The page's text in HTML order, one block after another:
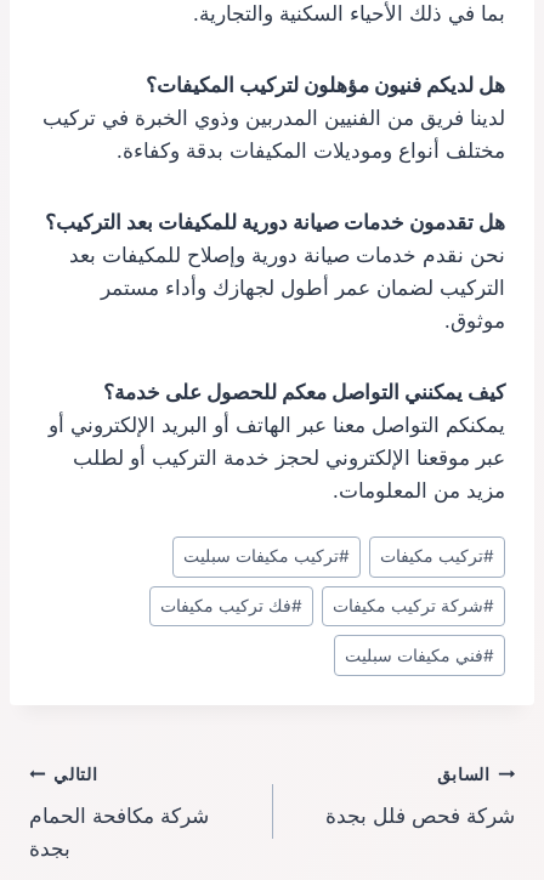
بما في ذلك الأحياء السكنية والتجارية.
هل لديكم فنيون مؤهلون لتركيب المكيفات؟
لدينا فريق من الفنيين المدربين وذوي الخبرة في تركيب
مختلف أنواع وموديلات المكيفات بدقة وكفاءة.
هل تقدمون خدمات صيانة دورية للمكيفات بعد التركيب؟
نحن نقدم خدمات صيانة دورية وإصلاح للمكيفات بعد
التركيب لضمان عمر أطول لجهازك وأداء مستمر
موثوق.
كيف يمكنني التواصل معكم للحصول على خدمة؟
يمكنكم التواصل معنا عبر الهاتف أو البريد الإلكتروني أو
عبر موقعنا الإلكتروني لحجز خدمة التركيب أو لطلب
مزيد من المعلومات.
وسوم
المقال:
#تركيب مكيفات #تركيب مكيفات سبليت
#شركة تركيب مكيفات #فك تركيب مكيفات
#فني مكيفات سبليت
تصفّح
المقالات
السابق
شركة فحص فلل بجدة
التالي
شركة مكافحة الحمام
بجدة